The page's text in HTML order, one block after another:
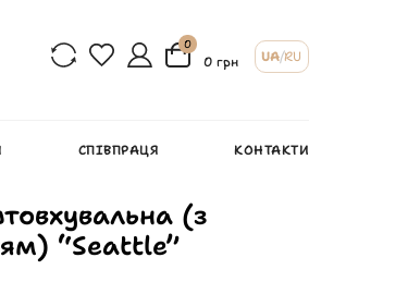
0
0 грн UA/RU
СПІВПРАЦЯ КОНТАКТИ
(з
“Seattle”